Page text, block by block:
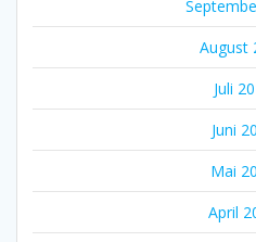
August
Juli
Juni
Mai
April